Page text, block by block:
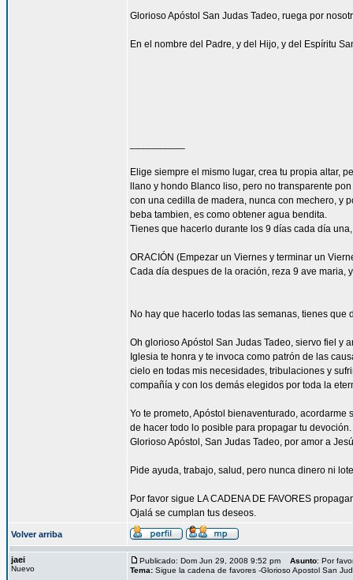
Glorioso Apóstol San Judas Tadeo, ruega por
En el nombre del Padre, y del Hijo, y del Espíritu
Elige siempre el mismo lugar, crea tu propia altar,
llano y hondo Blanco liso, pero no transparente
con una cedilla de madera, nunca con mechero, y
beba tambien, es como obtener agua bendita.
Tienes que hacerlo durante los 9 días cada día
ORACIÓN (Empezar un Viernes y terminar un
Cada día despues de la oración, reza 9 ave maria,
No hay que hacerlo todas las semanas, tienes
Oh glorioso Apóstol San Judas Tadeo, siervo fiel y
Iglesia te honra y te invoca como patrón de las
cielo en todas mis necesidades, tribulaciones y
compañía y con los demás elegidos por toda la
Yo te prometo, Apóstol bienaventurado,
de hacer todo lo posible para propagar tu devoción.
Glorioso Apóstol, San Judas Tadeo, por amor a
Pide ayuda, trabajo, salud, pero nunca dinero ni
Por favor sigue LA CADENA DE FAVORES
Ojalá se cumplan tus deseos.
Volver arriba
jaei
Nuevo
Publicado: Dom Jun 29, 2008 9:52 pm Asunto: Por
Tema: Sigue la cadena de favores -Glorioso Apostol San